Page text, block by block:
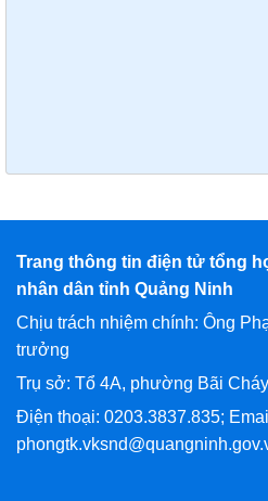
Trang thông tin điện tử tổng
nhân dân tỉnh Quảng Ninh
Chịu trách nhiệm chính: Ông
trưởng
Trụ sở: Tổ 4A, phường Bãi
Điện thoại: 0203.3837.835;